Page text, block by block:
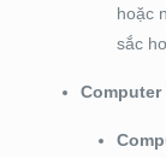
hoặc
sắc